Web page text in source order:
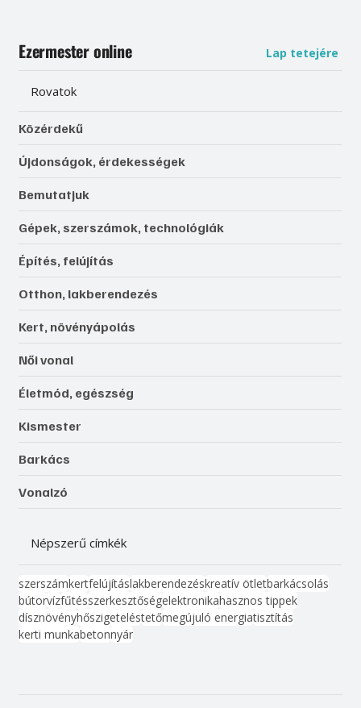
Ezermester online Lap tetejére
Rovatok
Közérdekű
Újdonságok, érdekességek
Bemutatjuk
Gépek, szerszámok, technológiák
Építés, felújítás
Otthon, lakberendezés
Kert, növényápolás
Női vonal
Életmód, egészség
Kismester
Barkács
Vonalzó
Népszerű címkék
szerszámkertfelújításlakberendezéskreatív ötletbarkácsolás
bútorvízfűtésszerkesztőségelektronikahasznos tippek
dísznövényhőszigeteléstetőmegújuló energiatisztítás
kerti munkabetonnyár